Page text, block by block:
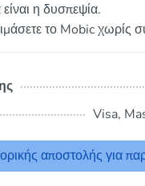
η δυσπεψία.
το Mobic χωρίς
Visa,
αποστολής για